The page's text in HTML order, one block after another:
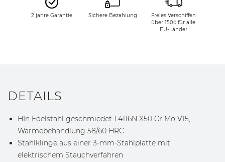
2 jahre Garantie Sichere Bezahiung
Freies Verschiffen
über 150€ für alle
EU-Länder
DETAILS
HIn Edelstahl geschmiedet 1.4116N X50 Cr Mo V15;
Wärmebehandlung 58/60 HRC
Stahlklinge aus einer 3-mm-Stahlplatte mit
elektrischem Stauchverfahren